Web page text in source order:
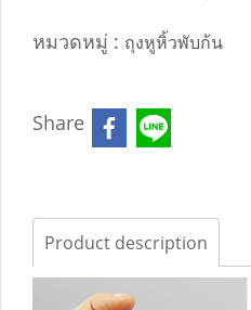
หมวดหมู่ : ถุงหูหิ้วพับก้น
Share
Product description